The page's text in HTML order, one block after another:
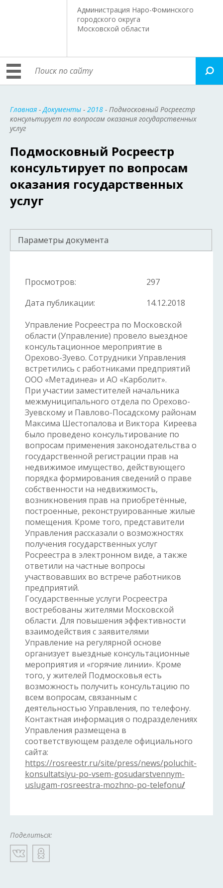
Администрация Наро-Фоминского
городского округа
Московской области
Главная -Документы - 2018 - Подмосковный Росреестр
консультирует по вопросам оказания государственных
услуг
Подмосковный Росреестр
консультирует по вопросам
оказания государственных
услуг
Параметры документа
Просмотров:
297
Дата публикации:
14.12.2018
Управление Росреестра по Московской
области (Управление) провело выездное
консультационное мероприятие в
Орехово-Зуево. Сотрудники Управления
встретились с работниками предприятий
ООО «Метадинеа» и АО «Карболит».
При участии заместителей начальника
межмуниципального отдела по Орехово-
Зуевскому и Павлово-Посадскому районам
Максима Шестопалова и Виктора Киреева
было проведено консультирование по
вопросам применения законодательства о
государственной регистрации прав на
недвижимое имущество, действующего
порядка формирования сведений о праве
собственности на недвижимость,
возникновения прав на приобретённые,
построенные, реконструированные жилые
помещения. Кроме того, представители
Управления рассказали о возможностях
получения государственных услуг
Росреестра в электронном виде, а также
ответили на частные вопросы
участвовавших во встрече работников
предприятий.
Государственные услуги Росреестра
востребованы жителями Московской
области. Для повышения эффективности
взаимодействия с заявителями
Управление на регулярной основе
организует выездные консультационные
мероприятия и «горячие линии». Кроме
того, у жителей Подмосковья есть
возможность получить консультацию по
всем вопросам, связанным с
деятельностью Управления, по телефону.
Контактная информация о подразделениях
Управления размещена в
соответствующем разделе официального
сайта:
https://rosreestr.ru/site/press/news/poluchit-
konsultatsiyu-po-vsem-gosudarstvennym-
uslugam-rosreestra-mozhno-po-telefonu/
Поделиться: